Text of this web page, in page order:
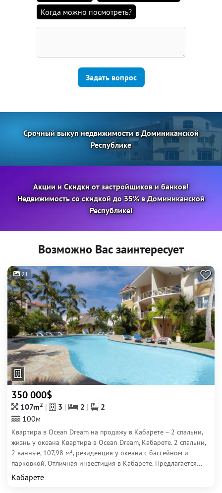
Когда можно посмотреть?
Задать вопрос
Срочный выкуп недвижимости в Доминиканской
Республике
Акции и Скидки от застройщиков и банков!
Недвижимость со скидкой до 35% в Доминиканской
Республике!
Возможно Вас заинтересует
21
350 000$
107m2 3 2
2
100м
Квартира в Ocean Dream на продажу в Кабарете – 2 спальни,
жизнь у океана Квартира в Ocean Dream, Кабарете. 2 спальни,
2 ванные, 107,98 м², резиденция у океана с бассейном и
парковкой. Отличная инвестиция в Кабарете. Предлагается...
Кабарете